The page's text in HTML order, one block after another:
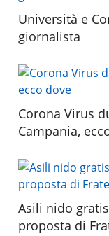
Università e
giornalista
Corona Virus
Campania,
Asili nido
proposta di